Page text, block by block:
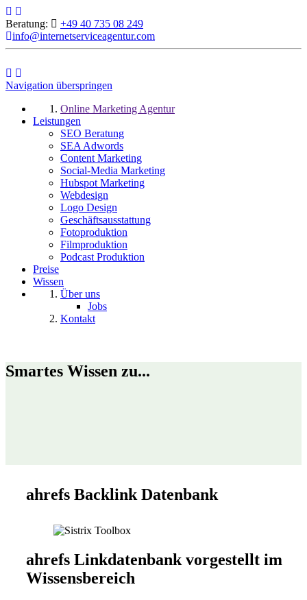
Beratung:
+49 40 735 08 249
info@internetserviceagentur.com
Navigation überspringen
Online Marketing Agentur
Leistungen
SEO Beratung
SEA Adwords
Content Marketing
Social-Media Marketing
Hubspot Marketing
Webdesign
Logo Design
Geschäftsausstattung
Fotoproduktion
Filmproduktion
Podcast Produktion
Preise
Wissen
Über uns
Jobs
Kontakt
Smartes Wissen zu...
ahrefs Backlink Datenbank
ahrefs Linkdatenbank vorgestellt im
Wissensbereich